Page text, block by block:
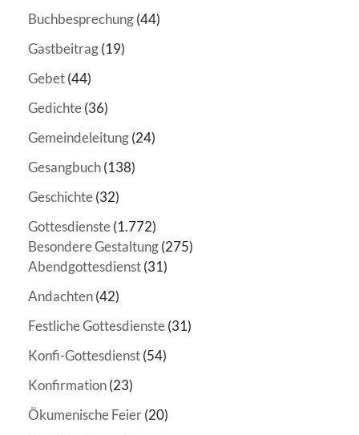
Buchbesprechung(44)
Gastbeitrag(19)
Gebet(44)
Gedichte(36)
Gemeindeleitung(24)
Gesangbuch(138)
Geschichte(32)
Gottesdienste(1.772)
Besondere Gestaltung(275)
Abendgottesdienst(31)
Andachten(42)
Festliche Gottesdienste(31)
Konfi-Gottesdienst(54)
Konfirmation(23)
Ökumenische Feier(20)